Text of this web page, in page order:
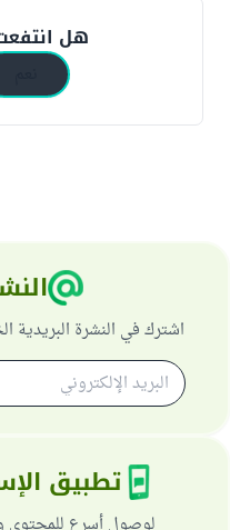
هل
اشترك في النشرة
تطبيق